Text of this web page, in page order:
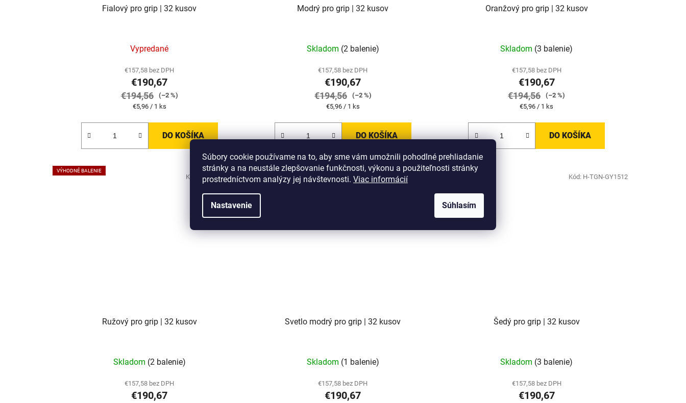
Súbory cookie používame na to, aby sme vám umožnili pohodlné prehliadanie
stránky a na neustále zlepšovanie funkčnosti, výkonu a použiteľnosti stránky
prostredníctvom analýzy jej návštevnosti. Viac informácií
Nastavenie Súhlasím
Fialový pro grip | 32 kusov
Vypredané
€157,58 bez DPH
€190,67
€194,56
(–2 %)
Jednotková
€5,96 / 1 ks
DO KOŠÍKA
Modrý pro grip | 32 kusov
Skladom (2 balenie)
€157,58 bez DPH
€190,67
€194,56
(–2 %)
Jednotková
€5,96 / 1 ks
DO KOŠÍKA
Oranžový pro grip | 32 kusov
Skladom (3 balenie)
€157,58 bez DPH
€190,67
€194,56
(–2 %)
Jednotková
€5,96 / 1 ks
DO KOŠÍKA
VÝHODNÉ BALENIE
Ružový pro grip | 32 kusov
Skladom (2 balenie)
€157,58 bez DPH
€190,67
Kód: H-TGN-P1512
VÝHODNÉ BALENIE
Svetlo modrý pro grip | 32 kusov
Skladom (1 balenie)
€157,58 bez DPH
€190,67
Kód:H-TGN-SB1512
VÝHODNÉ BALENIE
Šedý pro grip | 32 kusov
Skladom (3 balenie)
€157,58 bez DPH
€190,67
Kód: H-TGN-GY1512